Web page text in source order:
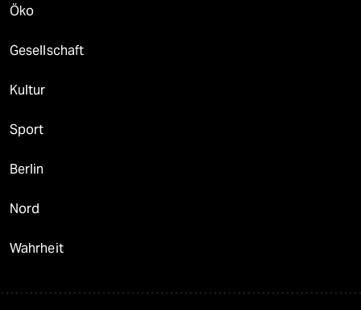
Öko
Gesellschaft
Kultur
Sport
Berlin
Nord
Wahrheit